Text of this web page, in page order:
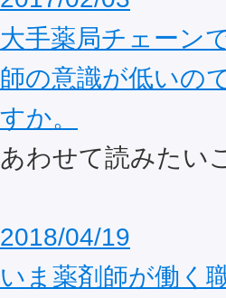
大手薬局チェーン
師の意識が低いの
すか。
あわせて読みたい
2018/04/19
いま薬剤師が働く